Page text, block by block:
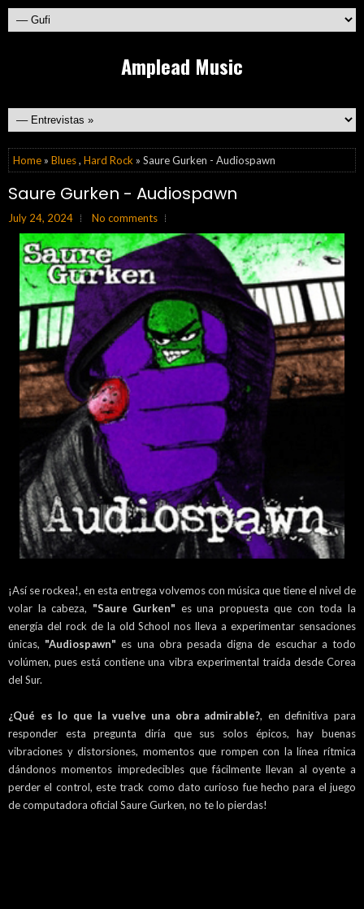
Amplead Music
Home » Blues, Hard Rock » Saure Gurken - Audiospawn
Saure Gurken - Audiospawn
July 24, 2024 No comments
¡Así se rockea!, en esta entrega volvemos con música que tiene el nivel de
volar la cabeza, "Saure Gurken" es una propuesta que con toda la
energía del rock de la old School nos lleva a experimentar sensaciones
únicas, "Audiospawn"es una obra pesada digna de escuchar a todo
volúmen, pues está contiene una vibra experimental traída desde Corea
del Sur.
¿Qué es lo que la vuelve una obra admirable?, en definitiva para
responder esta pregunta diría que sus solos épicos, hay buenas
vibraciones y distorsiones, momentos que rompen con la línea rítmica
dándonos momentos impredecibles que fácilmente llevan al oyente a
perder el control, este track como dato curioso fue hecho para el juego
de computadora oficial Saure Gurken, no te lo pierdas!